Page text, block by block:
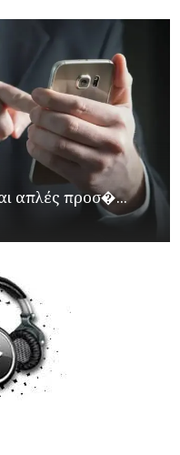
απλές προσ�...